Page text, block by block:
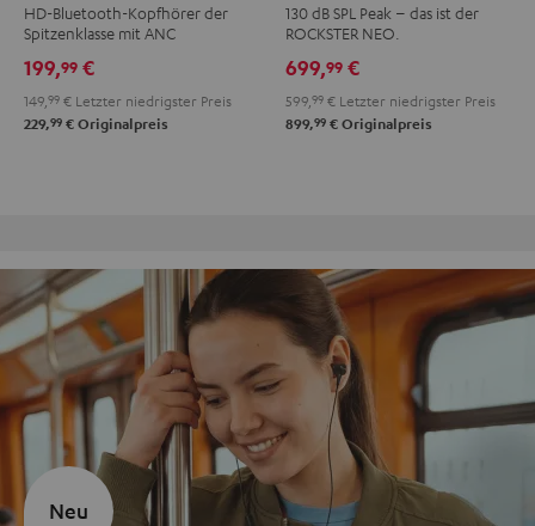
3
Night
Black
3
Pearl
White
3
Steel
HD-Bluetooth-Kopfhörer der
Spitzenklasse mit ANC
199,99 €
149, 99 € Letzter niedrigster Preis
229,99 € Originalpreis
130 dB SPL Peak – das ist der
ROCKSTER NEO.
699,99 €
599, 99 € Letzter niedrigster Preis
899,99 € Originalpreis
Neu